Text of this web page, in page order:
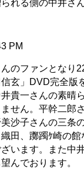
れる側の中井さ
PM
のファンとなり
玄」DVD完全版
貴一さんの素晴
せん。平幹二郎
沙子さんの三条
田、躑躅ｹ崎の
います。また中
んでおります。